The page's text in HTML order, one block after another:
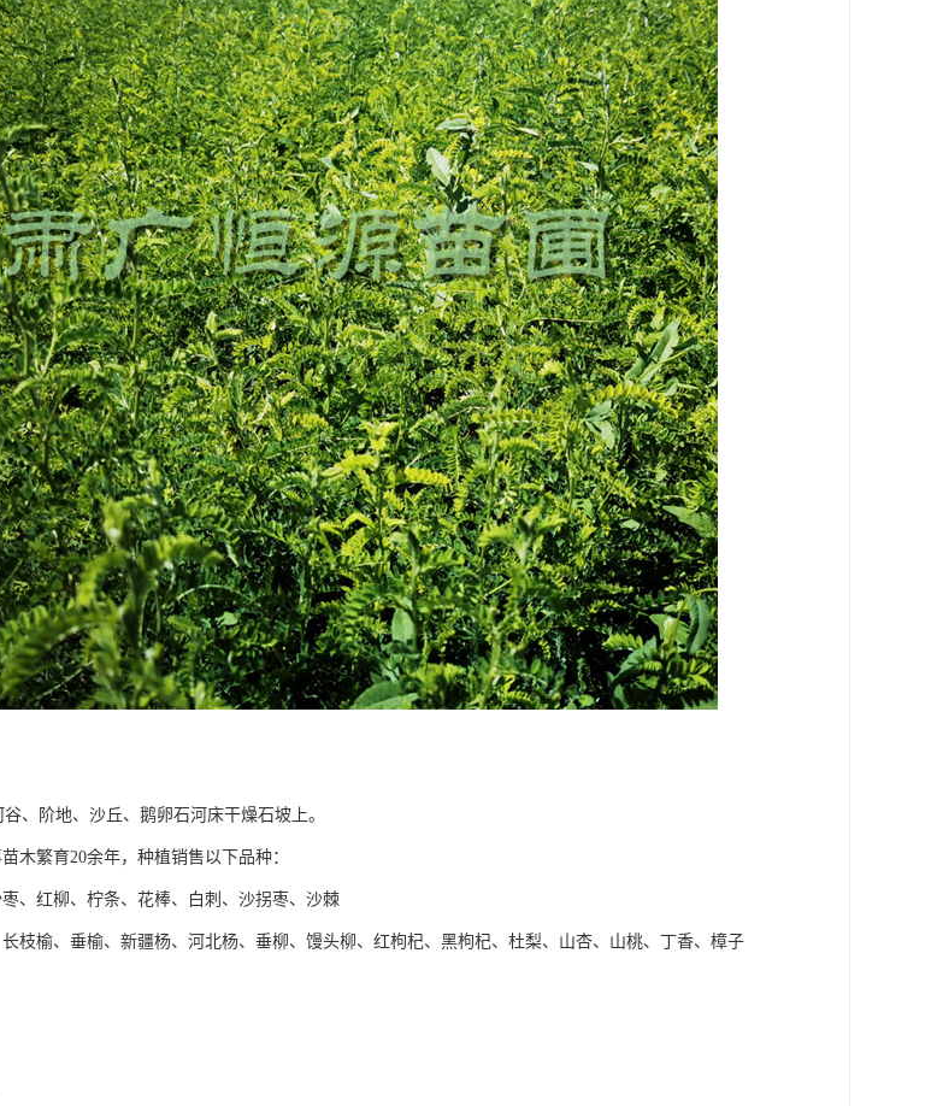
、阶地、沙丘、鹅卵石河床干燥石坡上。
木繁育20余年，种植销售以下品种：
、红柳、柠条、花棒、白刺、沙拐枣、沙棘
长枝榆、垂榆、新疆杨、河北杨、垂柳、馒头柳、红枸杞、黑枸杞、杜梨、山杏、山桃、丁香、樟子